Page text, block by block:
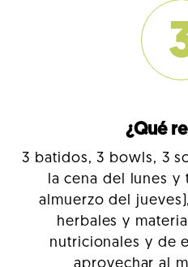
¿Qué
3 batidos, 3 bowls, 3
la cena del lunes y
almuerzo del
herbales y
nutricionales y de